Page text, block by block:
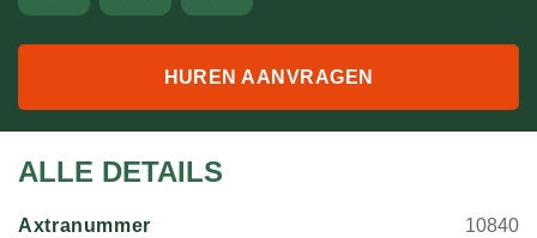
HUREN AANVRAGEN
ALLE DETAILS
Axtranummer 10840